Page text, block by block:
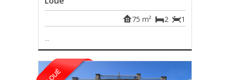
1
2
75 m²
...